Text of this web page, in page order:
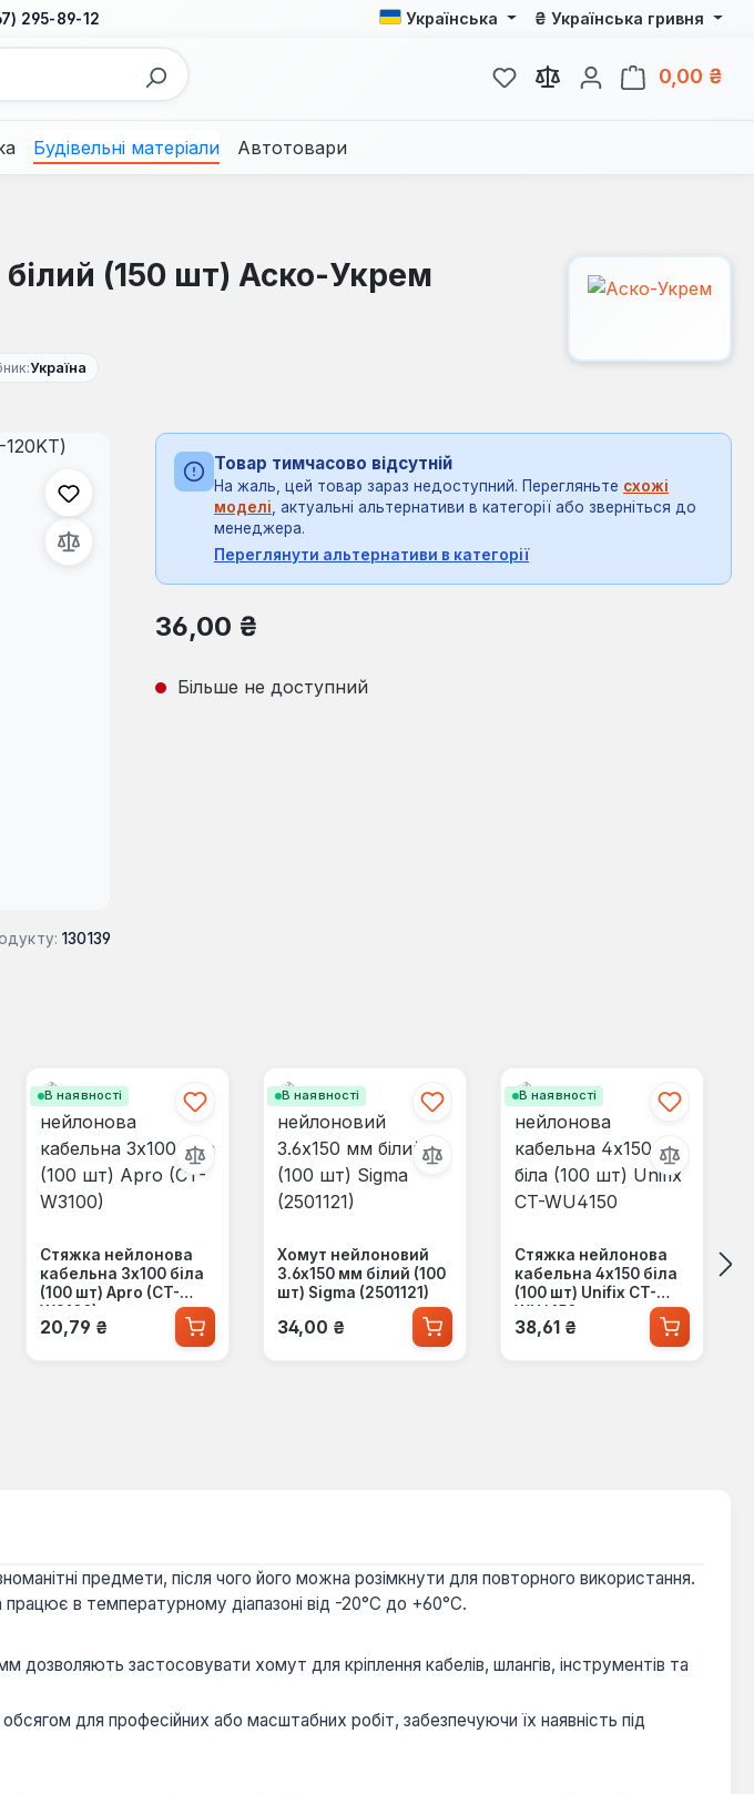
295-89-12 Українська ₴ Українська гривня
У вас є 0 у списку бажань
0,00 ₴
Будівельні матеріали Автотовари
(150 шт) Аско-Укрем
Україна
130139
Товар тимчасово відсутній
На жаль, цей товар зараз недоступний. Перегляньте схожі
моделі , актуальні альтернативи в категорії або зверніться до
менеджера.
Переглянути альтернативи в категорії
Звичайна ціна:
36,00 ₴
Більше не доступний
В наявності
Стяжка нейлонова
кабельна 3x100 біла
(100 шт) Apro (CT-
W3100)
Звичайна ціна:
20,79 ₴
В наявності
Хомут нейлоновий
3.6x150 мм білий (100
шт) Sigma (2501121)
Звичайна ціна:
34,00 ₴
В наявності
Стяжка нейлонова
кабельна 4x150 біла
(100 шт) Unifix CT-
WU4150
Звичайна ціна:
38,61 ₴
предмети, після чого його можна розімкнути для повторного використання.
працює в температурному діапазоні від -20°C до +60°C.
застосовувати хомут для кріплення кабелів, шлангів, інструментів та
для професійних або масштабних робіт, забезпечуючи їх наявність під